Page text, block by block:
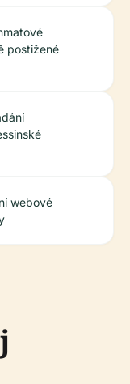
postižené
webové